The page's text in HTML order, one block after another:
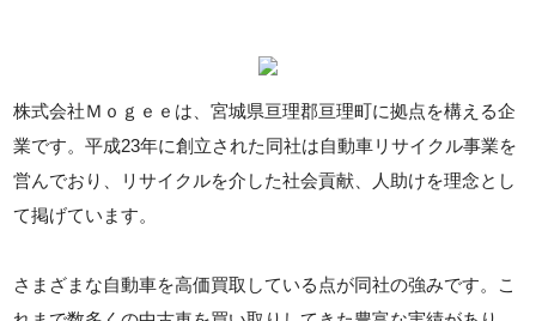
株式会社Ｍｏｇｅｅは、宮城県亘理郡亘理町に拠点を構える企
業です。平成23年に創立された同社は自動車リサイクル事業を
営んでおり、リサイクルを介した社会貢献、人助けを理念とし
て掲げています。
さまざまな自動車を高価買取している点が同社の強みです。こ